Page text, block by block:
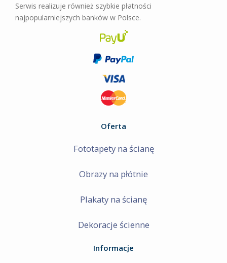
Serwis realizuje również szybkie płatności
najpopularniejszych banków w Polsce.
Oferta
Fototapety na ścianę
Obrazy na płótnie
Plakaty na ścianę
Dekoracje ścienne
Informacje